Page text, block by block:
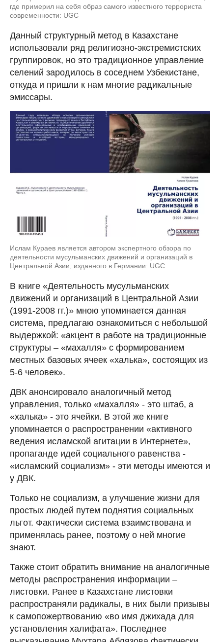
где примерил на себя образ самого известного террориста
современности: UGC
Данный структурный метод в Казахстане
использовали ряд религиозно-экстремистских
группировок, но это традиционное управление
селений зародилось в соседнем Узбекистане,
откуда и пришли к нам многие радикальные
эмиссары.
Ислам Кураев является автором экспертного обзора по
деятельности мусульманских движений и организаций в
Центральной Азии, изданного в Германии: UGC
В книге «Деятельность мусульманских
движений и организаций в Центральной Азии
(1991-2008 гг.)» мною упоминается данная
система, предлагаю ознакомиться с небольшой
выдержкой: «акцент в работе на традиционные
структуры – «махалля» с формированием
местных базовых ячеек «халька», состоящих из
5-6 человек».
ДВК анонсировало аналогичный метод
управления, только «махалля» - это штаб, а
«халька» - это ячейки. В этой же книге
упоминается о распространении «активного
ведения исламской агитации в Интернете»,
пропаганде идей социального равенства -
«исламский социализм» - эти методы имеются и
у ДВК.
Только не социализм, а улучшение жизни для
простых людей путем поднятия социальных
льгот. Фактически система взаимствована и
применялась ранее, поэтому о ней многие
знают.
Также стоит обратить внимание на аналогичные
методы распространения информации –
листовки. Ранее в Казахстане листовки
распространяли радикалы, в них были призывы
к самопожертвованию «во имя джихада для
установления халифата». Последнее